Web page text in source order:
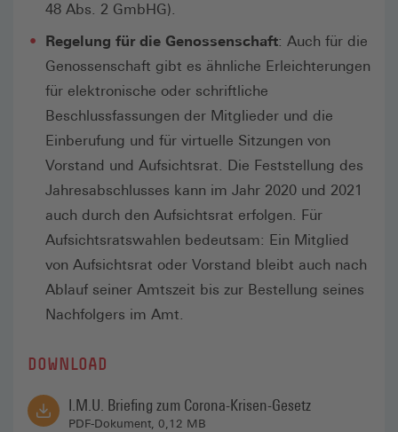
48 Abs. 2 GmbHG).
Regelung für die Genossenschaft: Auch für die
Genossenschaft gibt es ähnliche Erleichterungen
für elektronische oder schriftliche
Beschlussfassungen der Mitglieder und die
Einberufung und für virtuelle Sitzungen von
Vorstand und Aufsichtsrat. Die Feststellung des
Jahresabschlusses kann im Jahr 2020 und 2021
auch durch den Aufsichtsrat erfolgen. Für
Aufsichtsratswahlen bedeutsam: Ein Mitglied
von Aufsichtsrat oder Vorstand bleibt auch nach
Ablauf seiner Amtszeit bis zur Bestellung seines
Nachfolgers im Amt.
DOWNLOAD
I.M.U. Briefing zum Corona-Krisen-Gesetz
PDF-Dokument, 0,12 MB